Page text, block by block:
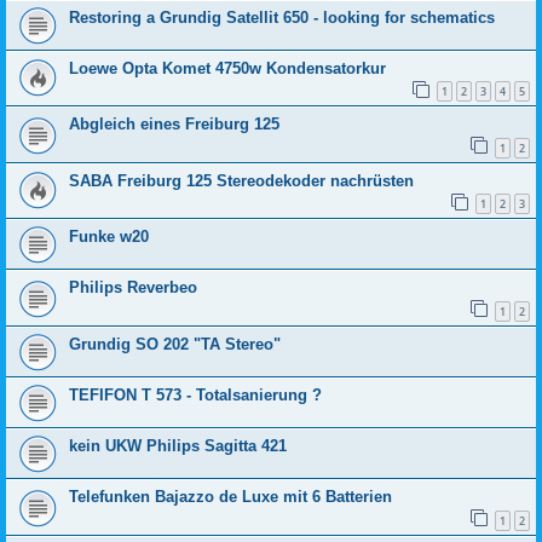
Restoring a Grundig Satellit 650 - looking for schematics
Loewe Opta Komet 4750w Kondensatorkur
1 2 3 4 5
Abgleich eines Freiburg 125
1 2
SABA Freiburg 125 Stereodekoder nachrüsten
1 2 3
Funke w20
Philips Reverbeo
1 2
Grundig SO 202 "TA Stereo"
TEFIFON T 573 - Totalsanierung ?
kein UKW Philips Sagitta 421
Telefunken Bajazzo de Luxe mit 6 Batterien
1 2